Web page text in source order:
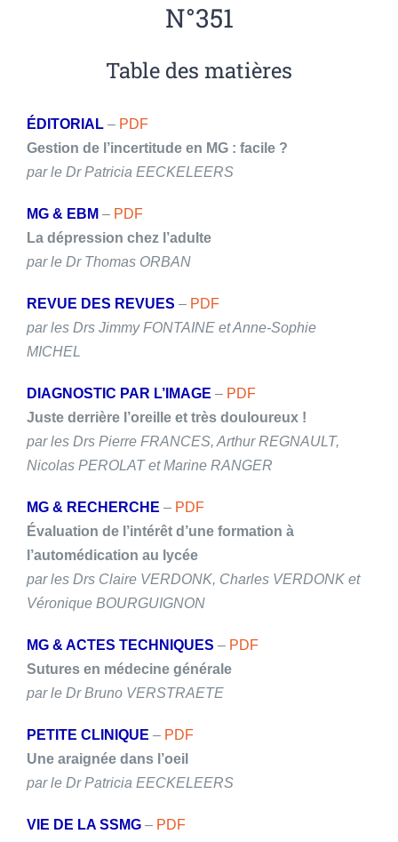
N°351
Table des matières
ÉDITORIAL – PDF
Gestion de l’incertitude en MG : facile ?
par le Dr Patricia EECKELEERS
MG & EBM – PDF
La dépression chez l’adulte
par le Dr Thomas ORBAN
REVUE DES REVUES – PDF
par les Drs Jimmy FONTAINE et Anne-Sophie
MICHEL
DIAGNOSTIC PAR L’IMAGE – PDF
Juste derrière l’oreille et très douloureux !
par les Drs Pierre FRANCES, Arthur REGNAULT,
Nicolas PEROLAT et Marine RANGER
MG & RECHERCHE – PDF
Évaluation de l’intérêt d’une formation à
l’automédication au lycée
par les Drs Claire VERDONK, Charles VERDONK et
Véronique BOURGUIGNON
MG & ACTES TECHNIQUES – PDF
Sutures en médecine générale
par le Dr Bruno VERSTRAETE
PETITE CLINIQUE – PDF
Une araignée dans l’oeil
par le Dr Patricia EECKELEERS
VIE DE LA SSMG – PDF